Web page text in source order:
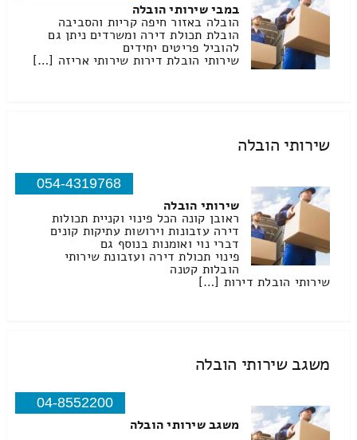
במבי שירותי הובלה
הובלה באזור חיפה קריות והסביבה
הובלת תכולת דירה ומשרדים ניתן גם
להוביל פריטים יחידים
שירותי הובלת דירות שירותי אריזה […]
שירותי הובלה
054-4319768
שירותי הובלה
ראובן קונה הכל פינוי וקניית תכולות
דירה עזבונות וירושות עתיקות קונים
דברי נוי ואומנות בנוסף גם
פינוי תכולת דירה ועזבונת שירותי
הובלות קטנה
שירותי הובלת דירות […]
משגב שירותי הובלה
04-8552200
משגב שירותי הובלה